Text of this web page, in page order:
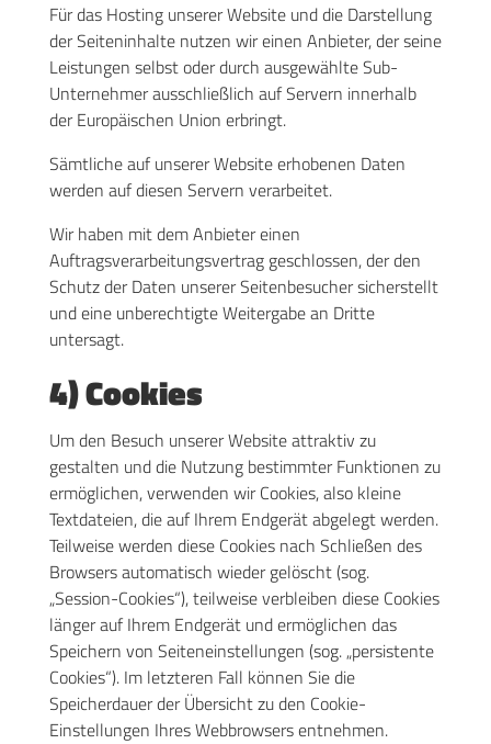
Für das Hosting unserer Website und die Darstellung
der Seiteninhalte nutzen wir einen Anbieter, der seine
Leistungen selbst oder durch ausgewählte Sub-
Unternehmer ausschließlich auf Servern innerhalb
der Europäischen Union erbringt.
Sämtliche auf unserer Website erhobenen Daten
werden auf diesen Servern verarbeitet.
Wir haben mit dem Anbieter einen
Auftragsverarbeitungsvertrag geschlossen, der den
Schutz der Daten unserer Seitenbesucher sicherstellt
und eine unberechtigte Weitergabe an Dritte
untersagt.
4) Cookies
Um den Besuch unserer Website attraktiv zu
gestalten und die Nutzung bestimmter Funktionen zu
ermöglichen, verwenden wir Cookies, also kleine
Textdateien, die auf Ihrem Endgerät abgelegt werden.
Teilweise werden diese Cookies nach Schließen des
Browsers automatisch wieder gelöscht (sog.
„Session-Cookies“), teilweise verbleiben diese Cookies
länger auf Ihrem Endgerät und ermöglichen das
Speichern von Seiteneinstellungen (sog. „persistente
Cookies“). Im letzteren Fall können Sie die
Speicherdauer der Übersicht zu den Cookie-
Einstellungen Ihres Webbrowsers entnehmen.